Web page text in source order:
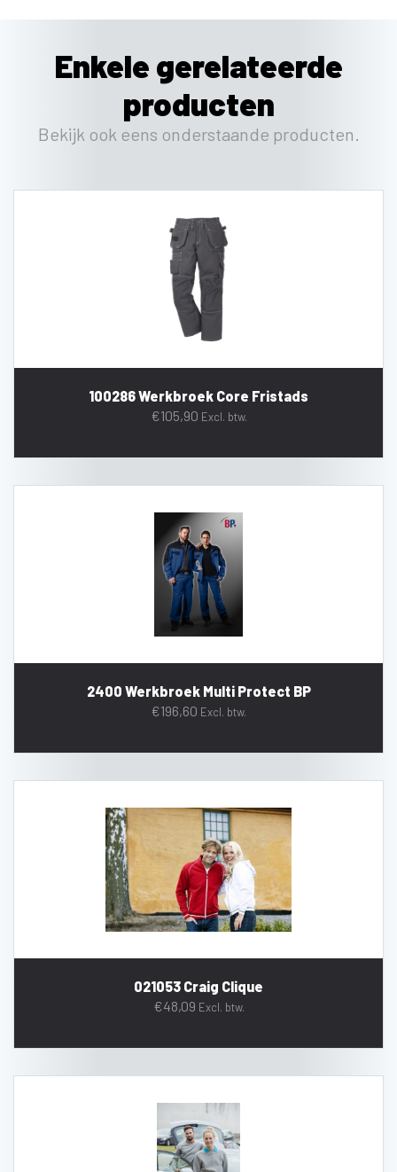
Enkele gerelateerde
producten
Bekijk ook eens onderstaande producten.
100286 Werkbroek Core Fristads
€105,90 Excl. btw.
2400 Werkbroek Multi Protect BP
€196,60 Excl. btw.
021053 Craig Clique
€48,09 Excl. btw.